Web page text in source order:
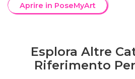
Aprire in PoseMyArt
Esplora Altre
Riferimento